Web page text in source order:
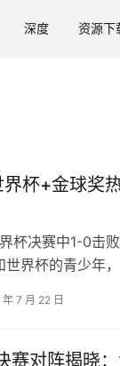
深度 资源下
杯+金球奖
杯决赛中1-0击
界杯的青少年
7 月 22 日
赛对阵揭晓